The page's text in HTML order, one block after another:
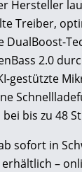
Hersteller
Treiber,
DualBoost-
2.0
gestützte
bis zu 48
sofort in
–